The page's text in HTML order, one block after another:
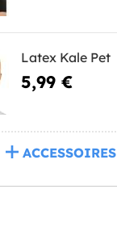
Latex Kale Pet
5,99 €
ACCESSOIRES